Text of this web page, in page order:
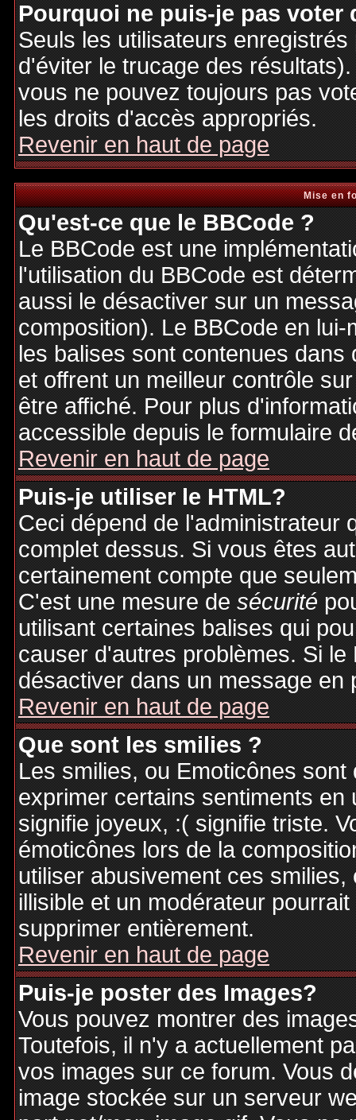
Pourquoi ne puis-je pas voter
Seuls les utilisateurs
d'éviter le trucage des
vous ne pouvez toujours pas
les droits d'accès appropriés.
Revenir en haut de page
Mise en
Qu'est-ce que le BBCode ?
Le BBCode est une
l'utilisation du BBCode est
aussi le désactiver sur un
composition). Le BBCode en
les balises sont contenues
et offrent un meilleur contrôle
être affiché. Pour plus
accessible depuis le formulaire
Revenir en haut de page
Puis-je utiliser le HTML?
Ceci dépend de l'administrateur
complet dessus. Si vous êtes
certainement compte que
C'est une mesure desécurité
utilisant certaines balises qui
causer d'autres problèmes. Si
désactiver dans un message en
Revenir en haut de page
Que sont les smilies ?
Les smilies, ou Emoticônes
exprimer certains sentiments
signifie joyeux, :( signifie triste.
émoticônes lors de la
utiliser abusivement ces
illisible et un modérateur
supprimer entièrement.
Revenir en haut de page
Puis-je poster des Images?
Vous pouvez montrer des
Toutefois, il n'y a actuellement
vos images sur ce forum. Vous
image stockée sur un serveur